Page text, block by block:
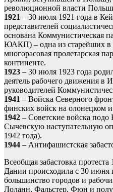
революционной власти
1921 – 30 июля 1921 года в
представителей
основана
ЮАКП) – одна из старейших в
многорасовая пролетарская
континенте.
1923 – 30 июля 1923 года
деятель рабочего движения в
руководителей
1941 – Войска Северного
финских войск на олонецком
1942 – Советские войска
Сычевскую наступательную
1942 года).
1944 – Антифашистская
Всеобщая забастовка
Дании происходила с 30 июня
большинство городов и
Лоланн, Фальстер, Фюн и